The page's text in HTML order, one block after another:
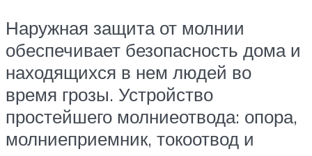
Наружная защита от молнии
обеспечивает безопасность дома и
находящихся в нем людей во
время грозы. Устройство
простейшего молниеотвода: опора,
молниеприемник, токоотвод и